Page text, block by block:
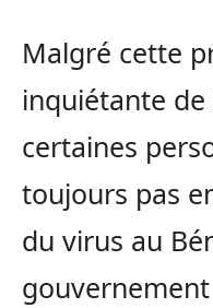
Malgré cette
inquiétante
certaines
toujours pas
du virus au